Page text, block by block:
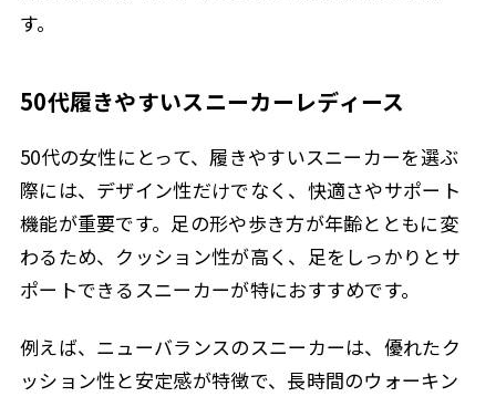
す。
50代履きやすいスニーカーレディース
50代の女性にとって、履きやすいスニーカーを選ぶ
際には、デザイン性だけでなく、快適さやサポート
機能が重要です。足の形や歩き方が年齢とともに変
わるため、クッション性が高く、足をしっかりとサ
ポートできるスニーカーが特におすすめです。
例えば、ニューバランスのスニーカーは、優れたク
ッション性と安定感が特徴で、長時間のウォーキン